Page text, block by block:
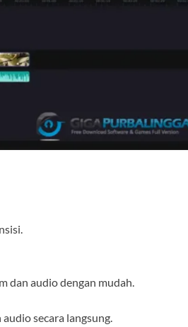
dan audio dengan mudah.
secara langsung.